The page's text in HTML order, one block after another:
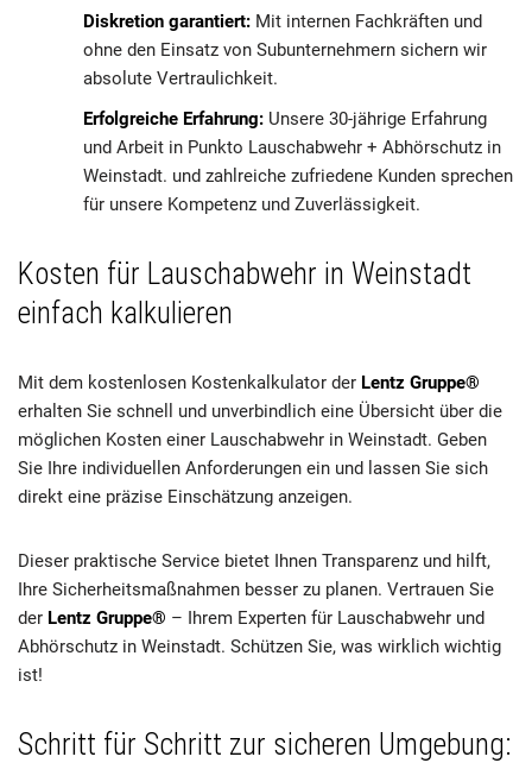
Diskretion garantiert: Mit internen Fachkräften und
ohne den Einsatz von Subunternehmern sichern wir
absolute Vertraulichkeit.
Erfolgreiche Erfahrung: Unsere 30-jährige Erfahrung
und Arbeit in Punkto Lauschabwehr + Abhörschutz in
Weinstadt. und zahlreiche zufriedene Kunden sprechen
für unsere Kompetenz und Zuverlässigkeit.
Kosten für Lauschabwehr in Weinstadt
einfach kalkulieren
Mit dem kostenlosen Kostenkalkulator der Lentz Gruppe®
erhalten Sie schnell und unverbindlich eine Übersicht über die
möglichen Kosten einer Lauschabwehr in Weinstadt. Geben
Sie Ihre individuellen Anforderungen ein und lassen Sie sich
direkt eine präzise Einschätzung anzeigen.
Dieser praktische Service bietet Ihnen Transparenz und hilft,
Ihre Sicherheitsmaßnahmen besser zu planen. Vertrauen Sie
der Lentz Gruppe® – Ihrem Experten für Lauschabwehr und
Abhörschutz in Weinstadt. Schützen Sie, was wirklich wichtig
ist!
Schritt für Schritt zur sicheren Umgebung: